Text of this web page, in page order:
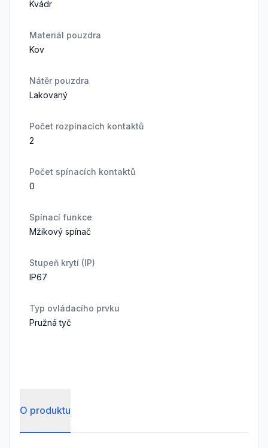
Kvádr
Materiál pouzdra
Kov
Nátěr pouzdra
Lakovaný
Počet rozpínacích kontaktů
2
Počet spínacích kontaktů
0
Spínací funkce
Mžikový spínač
Stupeň krytí (IP)
IP67
Typ ovládacího prvku
Pružná tyč
O produktu